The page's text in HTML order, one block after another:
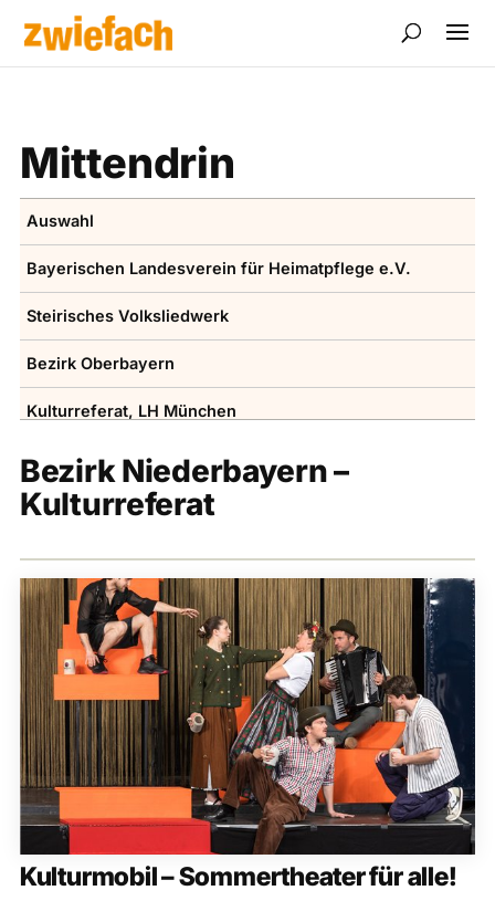
Mittendrin
Auswahl
Bayerischen ­Landesverein für Heimatpflege e.V.
Steirisches Volksliedwerk
Bezirk Oberbayern
Kulturreferat, LH ­München
Volksmusikakademie in Bayern
Münchner Kreis
Tiroler Volksmusikverein
Bezirk Niederbayern, Kulturreferat
Haus der Volksmusik
Salzburger Volksliedwerk
Bezirk Schwaben
Brettl-Spitzen
Bezirk Oberpfalz
Bezirk Niederbayern –
Kulturreferat
Kulturmobil – Sommertheater für alle!